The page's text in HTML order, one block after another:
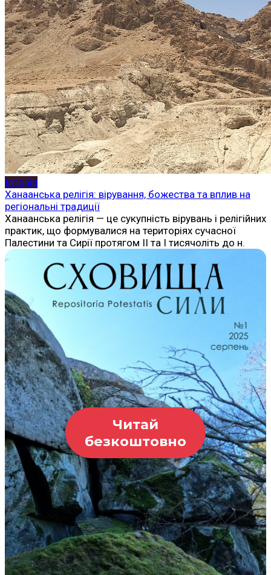
Історія
Ханаанська релігія: вірування, божества та вплив на
регіональні традиції
Ханаанська релігія — це сукупність вірувань і релігійних
практик, що формувалися на територіях сучасної
Палестини та Сирії протягом II та I тисячоліть до н.
Читай
безкоштовно